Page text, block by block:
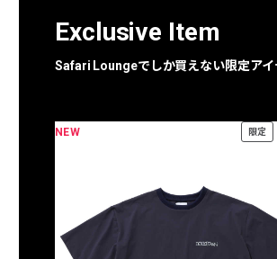
Exclusive Item
Safari Loungeでしか買えない限定アイ
NEW 限定